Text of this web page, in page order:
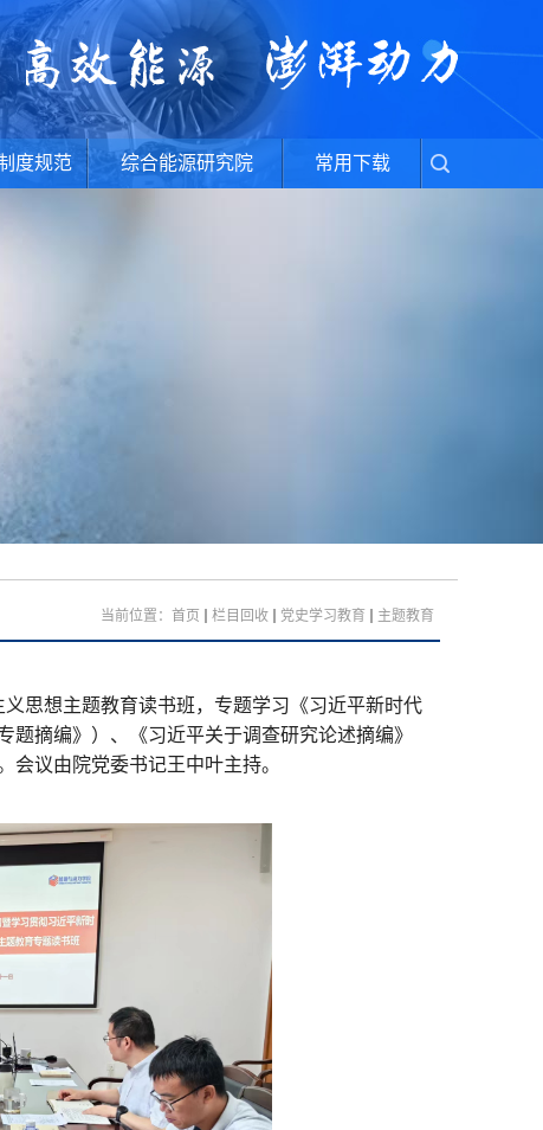
度规范 综合能源研究院 常用下载
当前位置： 首页 栏目回收 党史学习教育 主题教育
思想主题教育读书班，专题学习《习近平新时代
题摘编》）、《习近平关于调查研究论述摘编》
会议由院党委书记王中叶主持。